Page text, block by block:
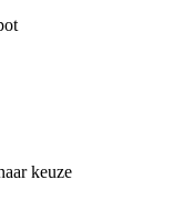
keuze